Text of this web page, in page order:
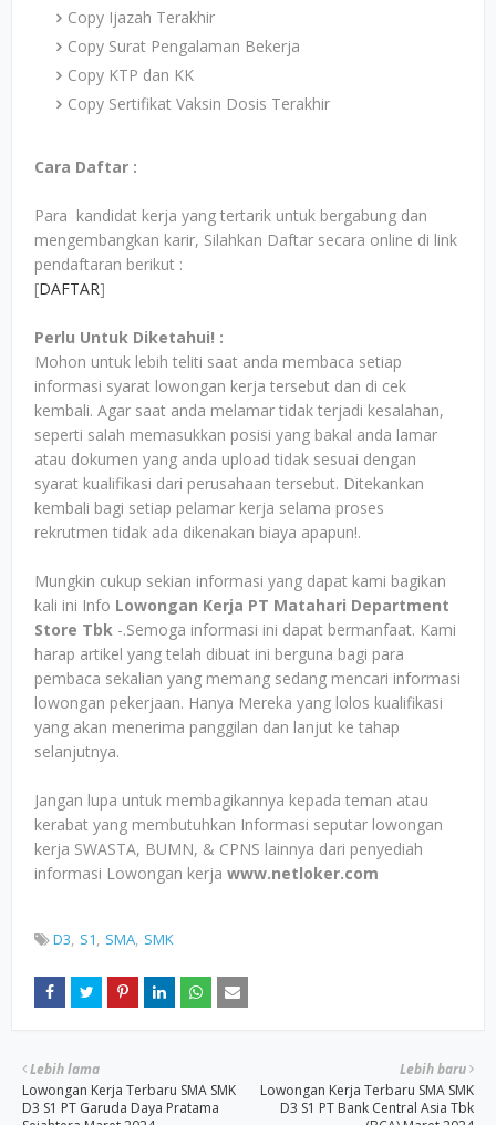
Copy Ijazah Terakhir
Copy Surat Pengalaman Bekerja
Copy KTP dan KK
Copy Sertifikat Vaksin Dosis Terakhir
Cara Daftar :
Para kandidat kerja yang tertarik untuk bergabung dan
mengembangkan karir, Silahkan Daftar secara online di link
pendaftaran berikut :
[DAFTAR]
Perlu Untuk Diketahui! :
Mohon untuk lebih teliti saat anda membaca setiap
informasi syarat lowongan kerja tersebut dan di cek
kembali. Agar saat anda melamar tidak terjadi kesalahan,
seperti salah memasukkan posisi yang bakal anda lamar
atau dokumen yang anda upload tidak sesuai dengan
syarat kualifikasi dari perusahaan tersebut. Ditekankan
kembali bagi setiap pelamar kerja selama proses
rekrutmen tidak ada dikenakan biaya apapun!.
Mungkin cukup sekian informasi yang dapat kami bagikan
kali ini Info Lowongan Kerja PT Matahari Department
Store Tbk -.Semoga informasi ini dapat bermanfaat. Kami
harap artikel yang telah dibuat ini berguna bagi para
pembaca sekalian yang memang sedang mencari informasi
lowongan pekerjaan. Hanya Mereka yang lolos kualifikasi
yang akan menerima panggilan dan lanjut ke tahap
selanjutnya.
Jangan lupa untuk membagikannya kepada teman atau
kerabat yang membutuhkan Informasi seputar lowongan
kerja SWASTA, BUMN, & CPNS lainnya dari penyediah
informasi Lowongan kerja www.netloker.com
D3 S1 SMA SMK
Lebih baru
Lowongan Kerja Terbaru SMA SMK
D3 S1 PT Bank Central Asia Tbk
Lebih lama
Lowongan Kerja Terbaru SMA SMK
D3 S1 PT Garuda Daya Pratama